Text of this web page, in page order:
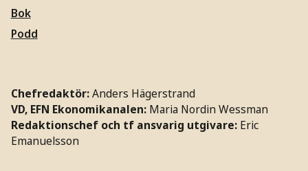
Bok
Podd
Chefredaktör:Anders Hägerstrand
VD, EFN Ekonomikanalen: Maria Nordin Wessman
Redaktionschef och tf ansvarig utgivare: Eric
Emanuelsson